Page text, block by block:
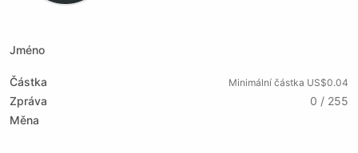
Jméno
Částka Minimální částka US$0.04
Zpráva
0 / 255
Měna